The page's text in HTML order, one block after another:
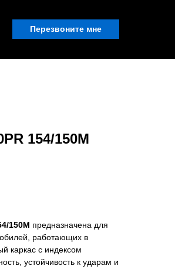
Перезвоните мне
154/150M
150M предназначена для
работающих в
каркас с индексом
устойчивость к ударам и